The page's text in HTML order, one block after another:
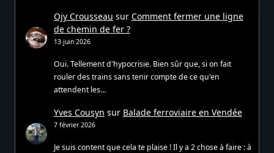
Ojy Crousseau sur Comment fermer une ligne
de chemin de fer ?
13 juin 2026
Oui. Tellement d'hypocrisie. Bien sûr que, si on fait
rouler des trains sans tenir compte de ce qu'en
attendent les…
Yves Cousyn sur Balade ferroviaire en Vendée
7 février 2026
Je suis content que cela te plaise ! Il y a 2 chose à faire : à